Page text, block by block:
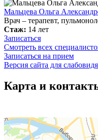
Мальцева Ольга
Врач – терапевт,
Стаж: 14 лет
Записаться
Смотреть всех
Записаться на прием
Версия сайта для
Карта и